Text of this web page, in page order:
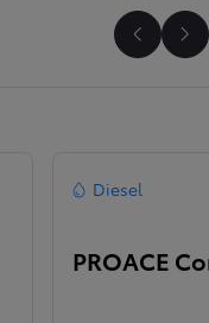
Faire
Diesel
PROACE